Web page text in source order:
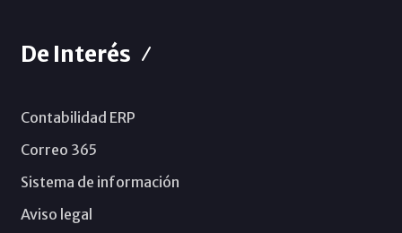
De Interés
Contabilidad ERP
Correo 365
Sistema de información
Aviso legal